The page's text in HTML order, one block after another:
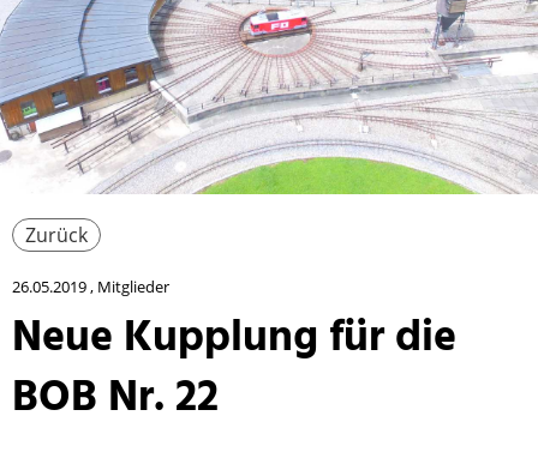
Zurück
26.05.2019, Mitglieder
Neue Kupplung für die
BOB Nr. 22